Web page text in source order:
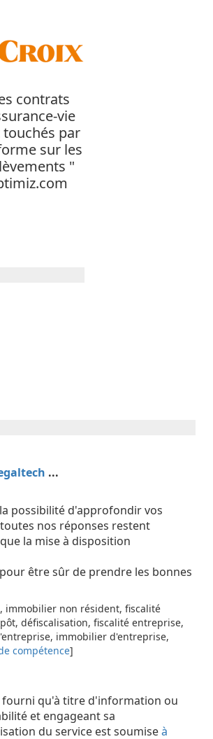
contrats
vie
par
sur les
"
...
possibilité d'approfondir vos
nos réponses restent
la mise à disposition
être sûr de prendre les bonnes
immobilier non résident, fiscalité
défiscalisation, fiscalité entreprise,
immobilier d'entreprise,
compétence]
fourni qu'à titre d'information ou
et engageant sa
du service est soumiseà